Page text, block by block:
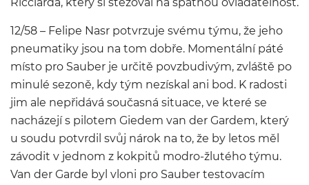
12/58 – Felipe Nasr potvrzuje svému týmu, že jeho
pneumatiky jsou na tom dobře. Momentální páté
místo pro Sauber je určitě povzbudivým, zvláště po
minulé sezoně, kdy tým nezískal ani bod. K radosti
jim ale nepřidává současná situace, ve které se
nacházejí s pilotem Giedem van der Gardem, který
u soudu potvrdil svůj nárok na to, že by letos měl
závodit v jednom z kokpitů modro-žlutého týmu.
Van der Garde byl vloni pro Sauber testovacím